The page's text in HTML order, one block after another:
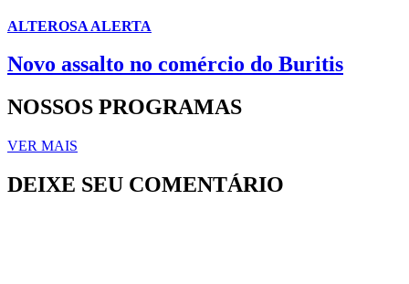
ALTEROSA ALERTA
Novo assalto no comércio do Buritis
NOSSOS PROGRAMAS
VER MAIS
DEIXE SEU COMENTÁRIO